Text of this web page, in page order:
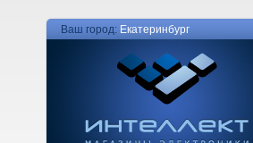
Ваш город: Екатеринбург